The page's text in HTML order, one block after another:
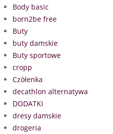
Body basic
born2be free
Buty
buty damskie
Buty sportowe
cropp
Czółenka
decathlon alternatywa
DODATKI
dresy damskie
drogeria